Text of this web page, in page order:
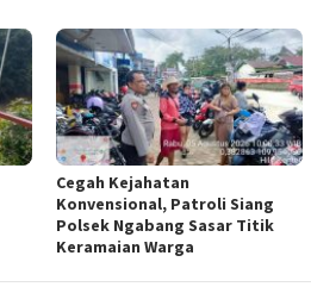
Cegah Kejahatan
Konvensional, Patroli Siang
Polsek Ngabang Sasar Titik
Keramaian Warga